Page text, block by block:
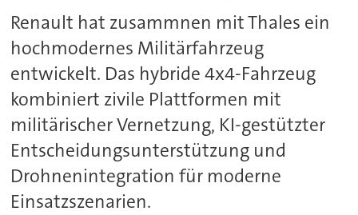
Renault hat zusammnen mit Thales ein
hochmodernes Militärfahrzeug
entwickelt. Das hybride 4x4-Fahrzeug
kombiniert zivile Plattformen mit
militärischer Vernetzung, KI-gestützter
Entscheidungsunterstützung und
Drohnenintegration für moderne
Einsatzszenarien.